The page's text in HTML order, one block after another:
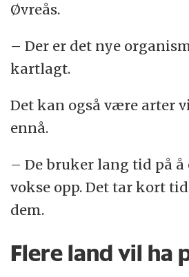
Øvreås.
– Der er det nye
kartlagt.
Det kan også være arter
ennå.
– De bruker lang tid på å
vokse opp. Det tar kort
dem.
Flere land vil ha